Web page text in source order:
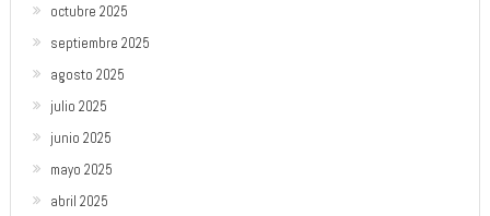
octubre 2025
septiembre 2025
agosto 2025
julio 2025
junio 2025
mayo 2025
abril 2025